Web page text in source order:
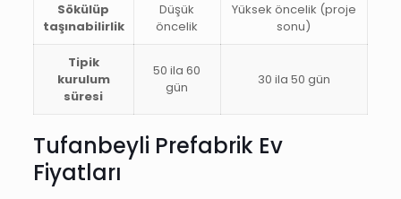
Sökülüp
taşınabilirlik
Düşük
öncelik
Yüksek öncelik (proje
sonu)
Tipik
kurulum
süresi
50 ila 60
gün
30 ila 50 gün
Tufanbeyli Prefabrik Ev
Fiyatları